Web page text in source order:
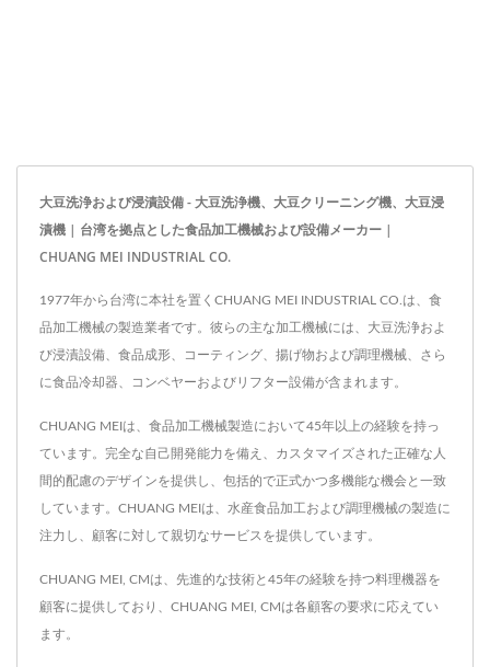
大豆洗浄および浸漬設備 - 大豆洗浄機、大豆クリーニング機、大豆浸
漬機 | 台湾を拠点とした食品加工機械および設備メーカー |
CHUANG MEI INDUSTRIAL CO.
1977年から台湾に本社を置くCHUANG MEI INDUSTRIAL CO.は、食
品加工機械の製造業者です。彼らの主な加工機械には、大豆洗浄およ
び浸漬設備、食品成形、コーティング、揚げ物および調理機械、さら
に食品冷却器、コンベヤーおよびリフター設備が含まれます。
CHUANG MEIは、食品加工機械製造において45年以上の経験を持っ
ています。完全な自己開発能力を備え、カスタマイズされた正確な人
間的配慮のデザインを提供し、包括的で正式かつ多機能な機会と一致
しています。CHUANG MEIは、水産食品加工および調理機械の製造に
注力し、顧客に対して親切なサービスを提供しています。
CHUANG MEI, CMは、先進的な技術と45年の経験を持つ料理機器を
顧客に提供しており、CHUANG MEI, CMは各顧客の要求に応えてい
ます。